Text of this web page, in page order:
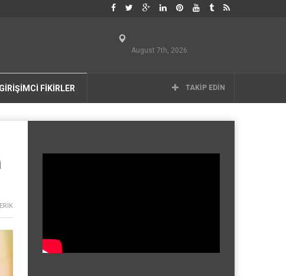
August 7th, 2026
GİRİŞİMCİ FİKİRLER TAKIP EDIN